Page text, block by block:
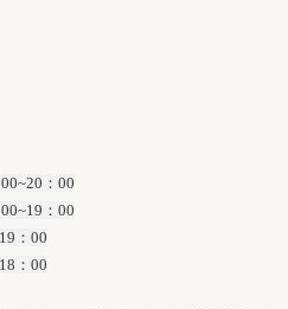
：00
：00
：00
：00